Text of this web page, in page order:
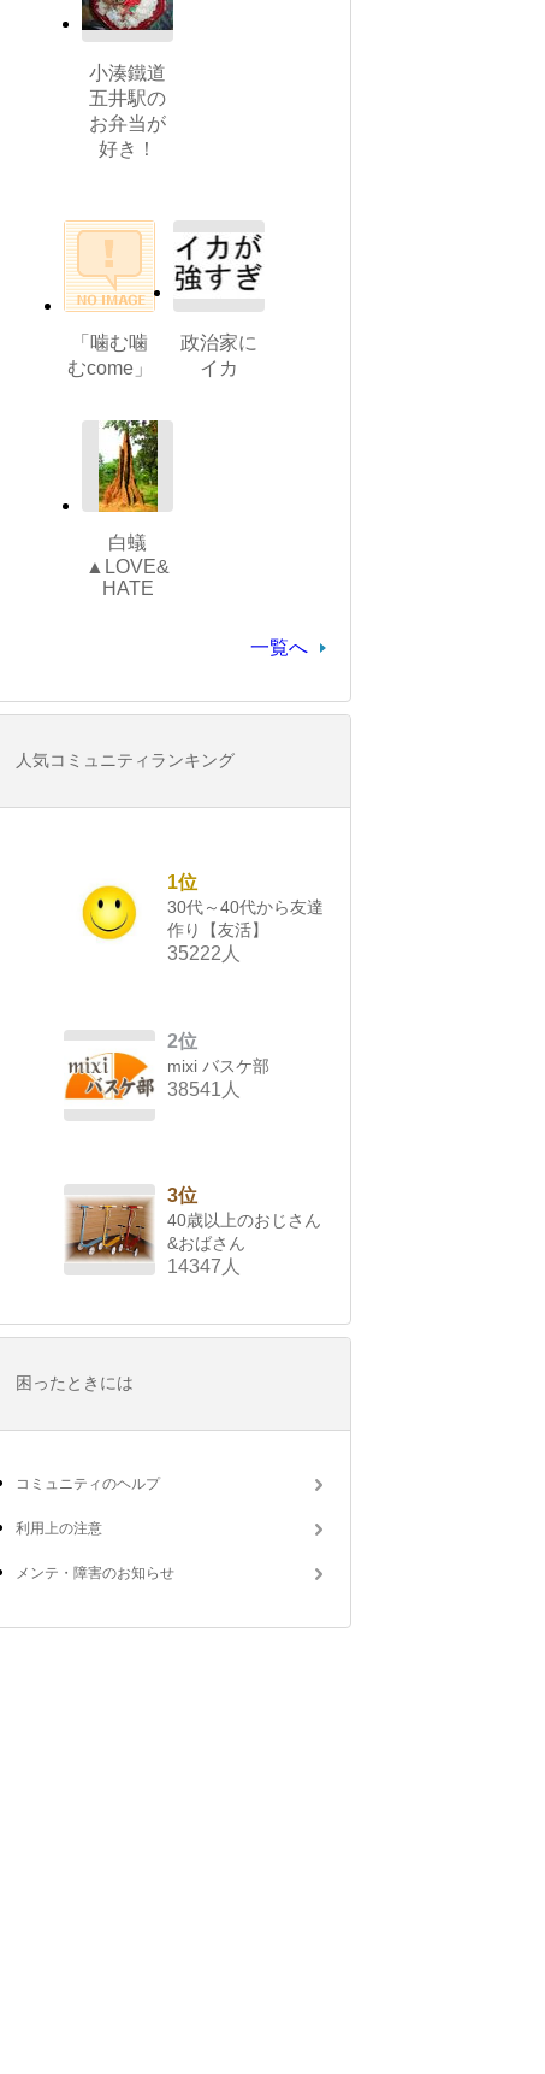
小湊鐵道
五井駅の
お弁当が
好き！
「噛む噛
むcome」
政治家に
イカ
白蟻
▲LOVE&
HATE
一覧へ
人気コミュニティランキング
1位
30代～40代から友達
作り【友活】
35222人
2位
mixi バスケ部
38541人
3位
40歳以上のおじさん
&おばさん
14347人
困ったときには
コミュニティのヘルプ
利用上の注意
メンテ・障害のお知らせ